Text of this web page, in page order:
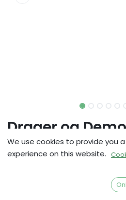
Drager og
Monsterboken
We use cookies to provide you
experience on this website.